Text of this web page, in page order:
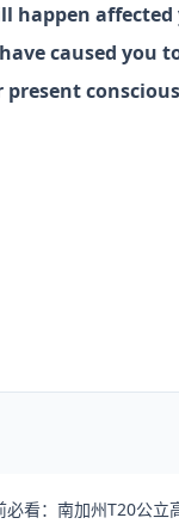
happen affected
caused you
present
必看：南加州T20公立